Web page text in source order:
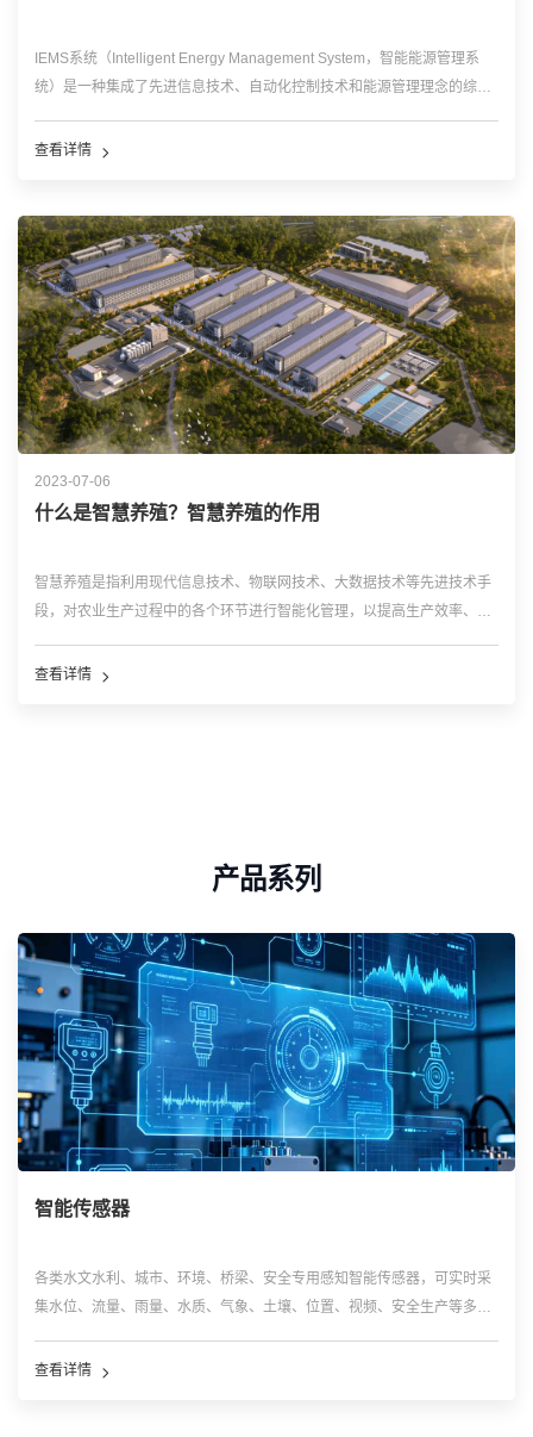
IEMS系统（Intelligent Energy Management System，智能能源管理系
统）是一种集成了先进信息技术、自动化控制技术和能源管理理念的综合
优化和管理，帮助用户提高能源利用效率，降低能源成本，减少碳排
查看详情
2023-07-06
什么是智慧养殖？智慧养殖的作用
智慧养殖是指利用现代信息技术、物联网技术、大数据技术等先进技术手
段，对农业生产过程中的各个环节进行智能化管理，以提高生产效率、降
查看详情
产品系列
智能传感器
各类水文水利、城市、环境、桥梁、安全专用感知智能传感器，可实时采
集水位、流量、雨量、水质、气象、土壤、位置、视频、安全生产等多维
层数据采集核心入口，广泛应用于水利、环保、安监、农业、市政监测场
查看详情